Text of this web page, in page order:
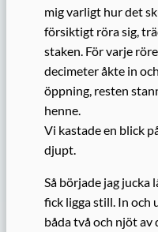
mig varligt hur det
försiktigt röra sig,
staken. För varje
decimeter åkte in
öppning, resten
henne.
Vi kastade en blick
djupt.
Så började jag jucka
fick ligga still. In och
båda två och njöt av